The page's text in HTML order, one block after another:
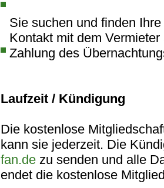
Sie suchen und finden
Kontakt mit dem Vermieter
Zahlung des
Laufzeit / Kündigung
Die kostenlose
kann sie jederzeit. Die
fan.de zu senden und alle
endet die kostenlose